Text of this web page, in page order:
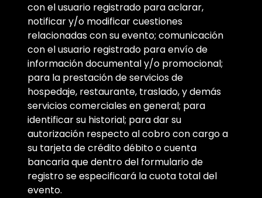
con el usuario registrado para aclarar,
notificar y/o modificar cuestiones
relacionadas con su evento; comunicación
con el usuario registrado para envío de
información documental y/o promocional;
para la prestación de servicios de
hospedaje, restaurante, traslado, y demás
servicios comerciales en general; para
identificar su historial; para dar su
autorización respecto al cobro con cargo a
su tarjeta de crédito débito o cuenta
bancaria que dentro del formulario de
registro se especificará la cuota total del
evento.